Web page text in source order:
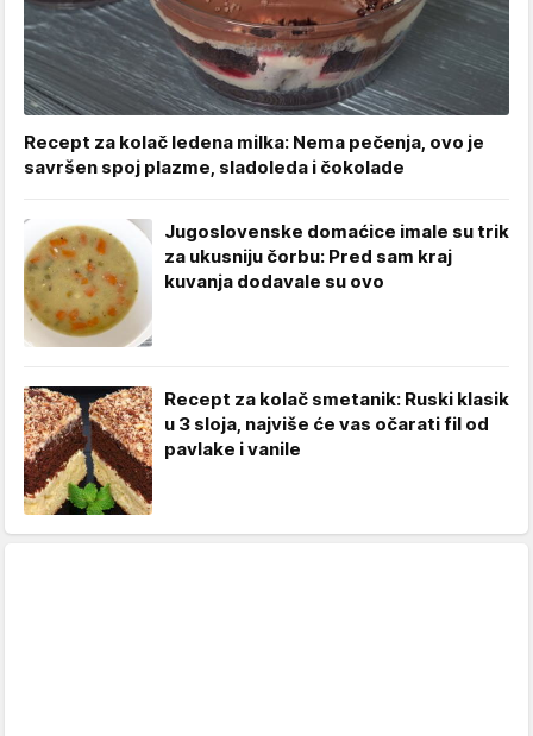
Recept za kolač ledena milka: Nema pečenja, ovo je
savršen spoj plazme, sladoleda i čokolade
Jugoslovenske domaćice imale su trik
za ukusniju čorbu: Pred sam kraj
kuvanja dodavale su ovo
Recept za kolač smetanik: Ruski klasik
u 3 sloja, najviše će vas očarati fil od
pavlake i vanile